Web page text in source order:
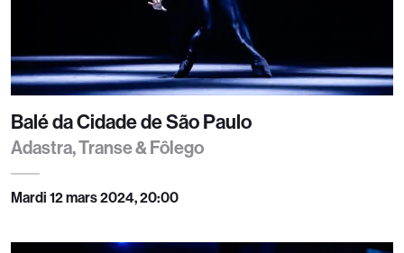
Balé da Cidade de São Paulo
Adastra, Transe & Fôlego
Mardi 12 mars 2024, 20:00